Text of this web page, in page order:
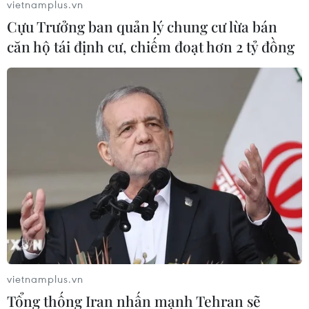
Dâng hương tưởng niệm các chiến sỹ bị tù
đày tại Nhà tù Hỏa Lò
Bí thư Thành ủy Hà Nội xúc động khi được chứng kiến
bầu không khí đầm ấm và ngập tràn tình cảm của
những người chiến sỹ yêu nước, cách mạng bị địch bắt,
tù đày chính tại nơi từng bị giam cầm.
vietnamplus.vn
Cựu Trưởng ban quản lý chung cư lừa bán
căn hộ tái định cư, chiếm đoạt hơn 2 tỷ đồng
vietnamplus.vn
Tổng thống Iran nhấn mạnh Tehran sẽ